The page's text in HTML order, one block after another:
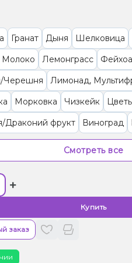
Гранат Дыня Шелковица
Молоко
Лемонграсс Фейхоа
Черешня
Лимонад,
Морковка Чизкейк
Драконий фрукт
Виноград
Манго
Персик
Ананас, Персик
Овсянка/Хлопья
Базилик,
Пирог/Кондитерка
Лимонад, Огурец
Смотреть все
+
Купить
заказ